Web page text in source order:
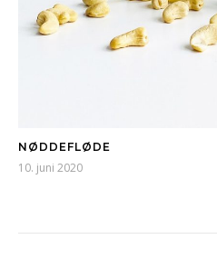
NØDDEFLØDE
10. juni 2020